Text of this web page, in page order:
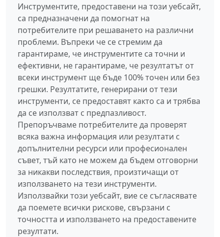
Инструментите, предоставени на този уебсайт,
са предназначени да помогнат на
потребителите при решаването на различни
проблеми. Въпреки че се стремим да
гарантираме, че инструментите са точни и
ефективни, не гарантираме, че резултатът от
всеки инструмент ще бъде 100% точен или без
грешки. Резултатите, генерирани от тези
инструменти, се предоставят както са и трябва
да се използват с предпазливост.
Препоръчваме потребителите да проверят
всяка важна информация или резултати с
допълнителни ресурси или професионален
съвет, тъй като не можем да бъдем отговорни
за никакви последствия, произтичащи от
използването на тези инструменти.
Използвайки този уебсайт, вие се съгласявате
да поемете всички рискове, свързани с
точността и използването на предоставените
резултати.